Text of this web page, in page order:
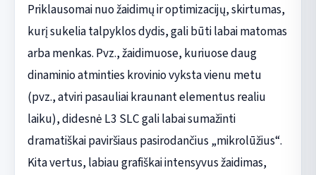
Priklausomai nuo žaidimų ir optimizacijų, skirtumas,
kurį sukelia talpyklos dydis, gali būti labai matomas
arba menkas. Pvz., žaidimuose, kuriuose daug
dinaminio atminties krovinio vyksta vienu metu
(pvz., atviri pasauliai kraunant elementus realiu
laiku), didesnė L3 SLC gali labai sumažinti
dramatiškai paviršiaus pasirodančius „mikrolūžius“.
Kita vertus, labiau grafiškai intensyvus žaidimas,